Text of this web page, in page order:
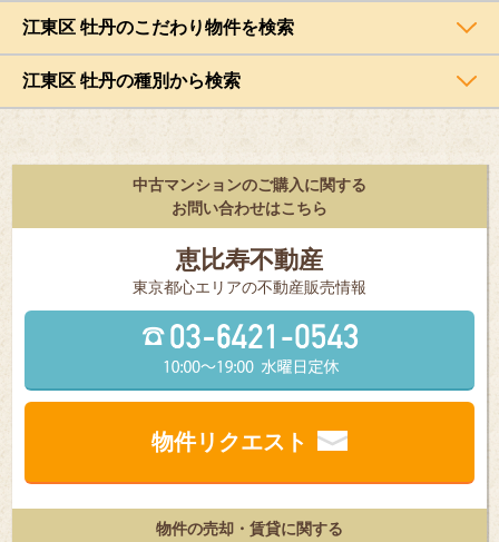
江東区 牡丹のこだわり物件を検索
江東区 牡丹の種別から検索
中古マンションのご購入に関する
お問い合わせはこちら
恵比寿不動産
東京都⼼エリアの不動産販売情報
物件リクエスト
物件の売却・賃貸に関する